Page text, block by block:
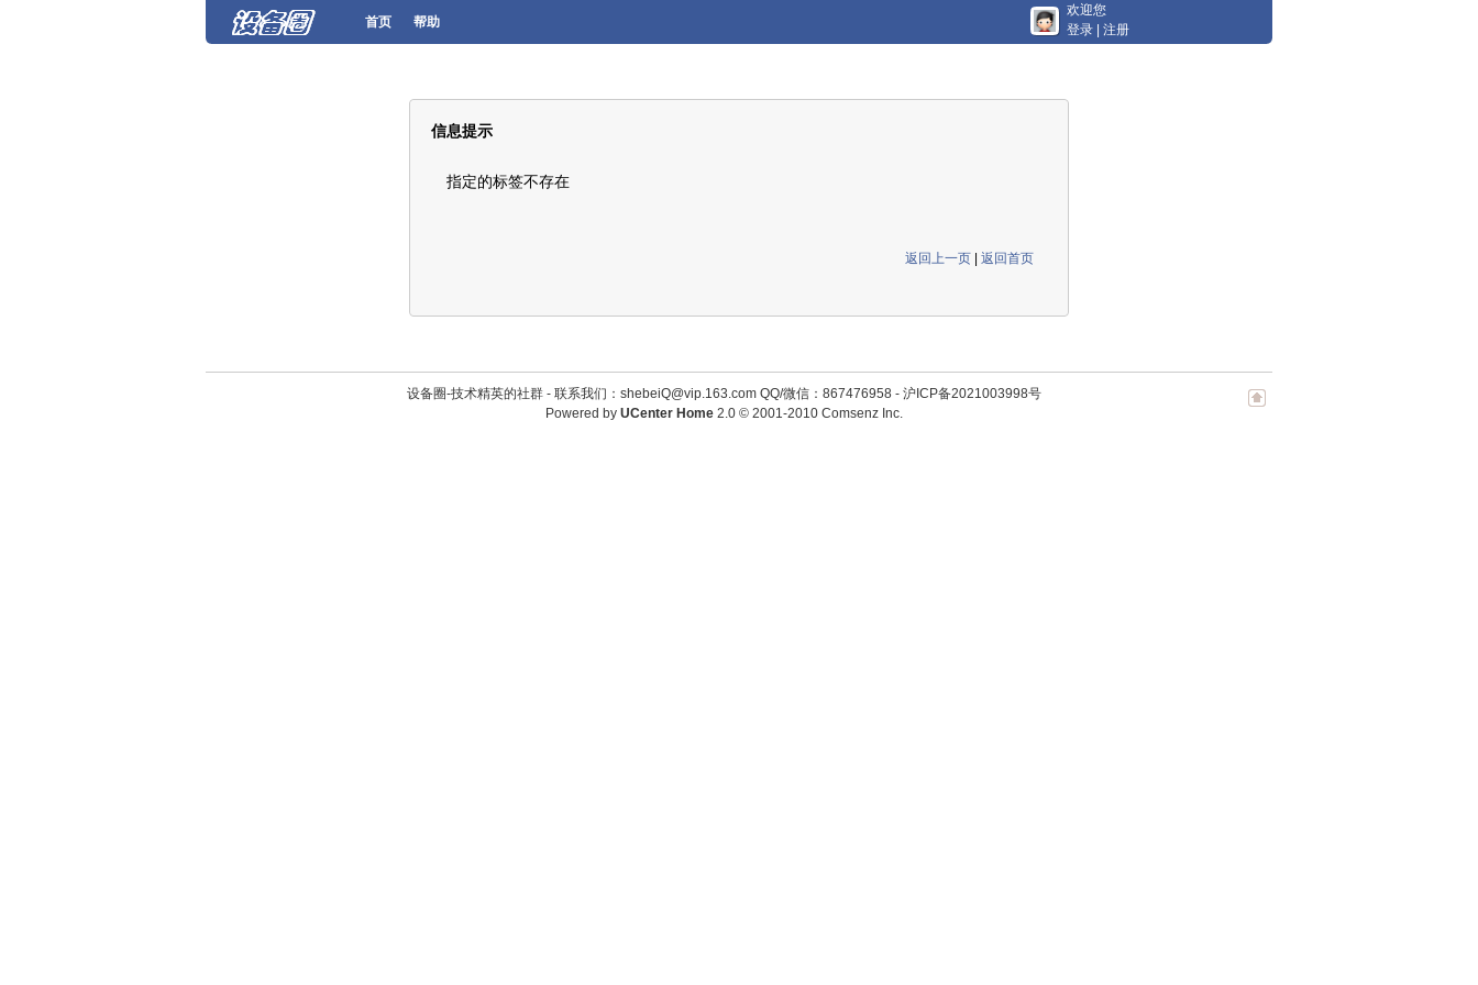
首页 帮助
欢迎您
登录
注册
信息提示
指定的标签不存在
返回上一页 返回首页
设备圈-技术精英的社群 - 联系我们：shebeiQ@vip.163.com QQ/微信：867476958- 沪ICP备2021003998号
Powered by UCenter Home 2.0© 2001-2010 Comsenz Inc.